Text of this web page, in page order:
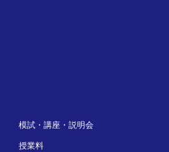
模試・講座・説明会
授業料